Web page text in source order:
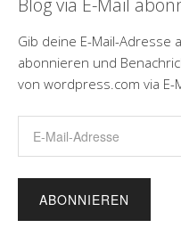
Gib deine E-Mail-Adresse
abonnieren und
von wordpress.com via E-
Mail-